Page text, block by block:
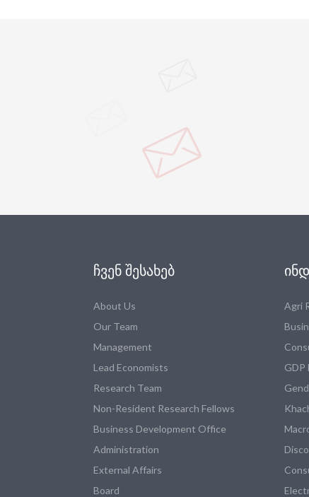
ᲩᲕᲔᲜ ᲨᲔᲡᲐᲮᲔᲑ
About Us
Our Team
Management
Lead Economists
Research Team
Non-Resident Research Fellows
Business Development Office
Administration
External Affairs
Board
Agri
GDP